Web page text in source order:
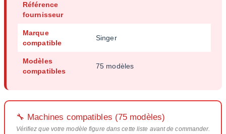
Référence
fournisseur
Marque
compatible
Singer
Modèles
compatibles
75 modèles
🔧 Machines compatibles (75 modèles)
Vérifiez que votre modèle figure dans cette liste avant de commander.